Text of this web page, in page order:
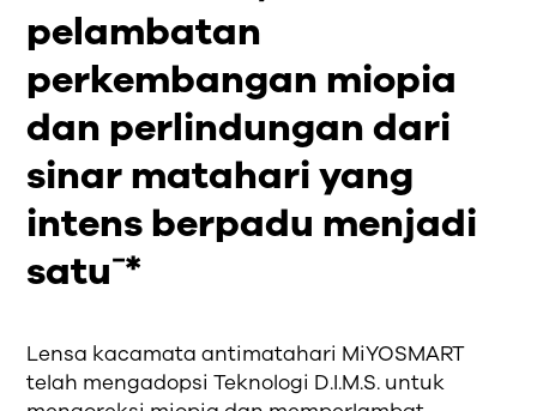
pelambatan
perkembangan miopia
dan perlindungan dari
sinar matahari yang
intens berpadu menjadi
satu⁻*
Lensa kacamata antimatahari MiYOSMART
telah mengadopsi Teknologi D.I.M.S. untuk